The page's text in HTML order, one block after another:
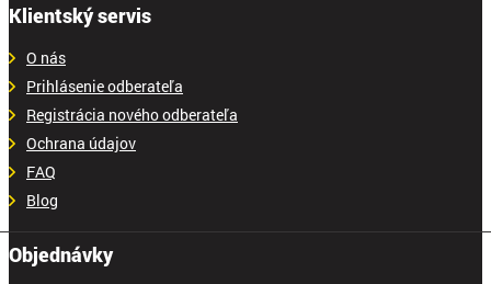
Klientský servis
O nás
Prihlásenie odberateľa
Registrácia nového odberateľa
Ochrana údajov
FAQ
Blog
Objednávky